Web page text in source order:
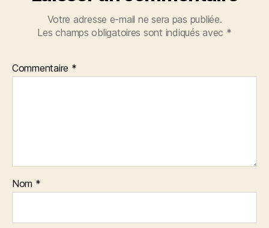
Votre adresse e-mail ne sera pas publiée.
Les champs obligatoires sont indiqués avec *
Commentaire *
Nom *